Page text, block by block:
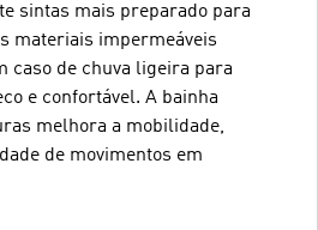
sintas mais preparado para
materiais impermeáveis
caso de chuva ligeira para
e confortável. A bainha
melhora a mobilidade,
de movimentos em